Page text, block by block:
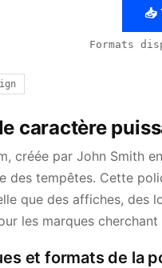
📥
Formats
caractère
créée par John Smith
des tempêtes. Cette
que des affiches, des
les marques
et formats de la